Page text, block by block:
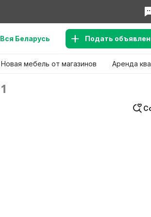
Вся Беларусь Подать
Новая мебель от магазинов Аренда
1